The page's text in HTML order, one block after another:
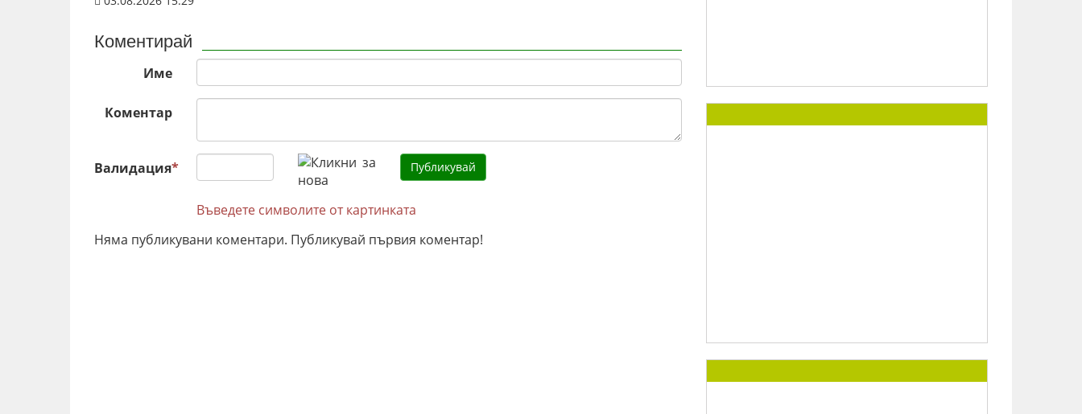
Коментирай
Име
Коментар
Валидация*
Въведете символите от картинката
Няма публикувани коментари. Публикувай първия коментар!